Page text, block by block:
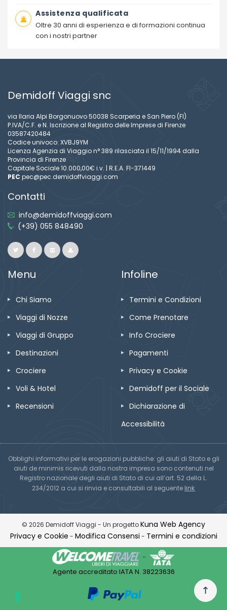
Assistenza qualificata
Oltre 30 anni di esperienza e di formazioni continua
con i nostri partner
Demidoff Viaggi snc
via Ilaria Alpi Borgonuovo 50038 Scarperia e San Piero (FI)
P.IVA/C.F. e N. Iscrizione al Registro delle Imprese di Firenze
03587420484
Codice univoco: XVBJ9YM
Licenza Agenzia di Viaggio n° 389 rilasciata il 15/11/1994 dalla
Provincia di Firenze
Capitale Sociale 10.000,00€ i.v. | R.E.A. FI-371449
PEC pec@pec.demidoffviaggi.com
Contatti
info@demidoffviaggi.com
(+39) 055 848490
Menu
Chi Siamo
Viaggi di Nozze
Viaggi di Gruppo
Destinazioni
Crociere
Voli & Hotel
Recensioni
Infoline
Termini e Condizioni
Come Prenotare
Info Crociere
Pagamenti
Privacy e Cookie
Demidoff per il Sociale
Dichiarazione di
Accessibilità
Obblighi informativi per le erogazioni pubbliche: gli aiuti di Stato e gli
aiuti de minimis ricevuti dalla nostra impresa sono contenuti nel
Registro nazionale degli aiuti di Stato di cui all’art. 52 della L.
234/2012 a cui si rinvia e consultabili al seguente link
© 2026 Demidoff Viaggi - Un progettoKuna Web Agency
Privacy e Cookie - Modifica Consensi - Termini e condizioni
-
Agente accreditato IATA N. 38223636